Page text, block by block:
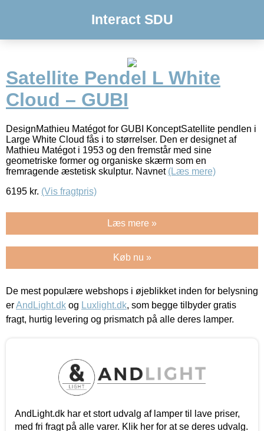
Interact SDU
Satellite Pendel L White
Cloud – GUBI
DesignMathieu Matégot for GUBI KonceptSatellite pendlen i
Large White Cloud fås i to størrelser. Den er designet af
Mathieu Matégot i 1953 og den fremstår med sine
geometriske former og organiske skærm som en
fremragende æstetisk skulptur. Navnet (Læs mere)
6195 kr. (Vis fragtpris)
Læs mere »
Køb nu »
De mest populære webshops i øjeblikket inden for belysning
erAndLight.dk og Luxlight.dk, som begge tilbyder gratis
fragt, hurtig levering og prismatch på alle deres lamper.
AndLight.dk har et stort udvalg af lamper til lave priser,
med fri fragt på alle varer. Klik her for at se deres udvalg.